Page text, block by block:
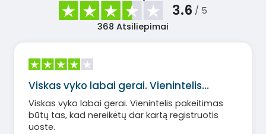
3.6 / 5
368 Atsiliepimai
Viskas vyko labai gerai. Vienintelis…
Viskas vyko labai gerai. Vienintelis pakeitimas
būtų tas, kad nereikėtų dar kartą registruotis
uoste.